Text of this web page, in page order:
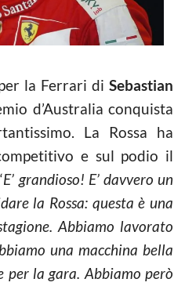
la Ferrari di Sebastian
d’Australia conquista
La Rossa ha
e sul podio il
E’ grandioso! E’ davvero un
la Rossa: questa è una
Abbiamo lavorato
una macchina bella
per la gara. Abbiamo però